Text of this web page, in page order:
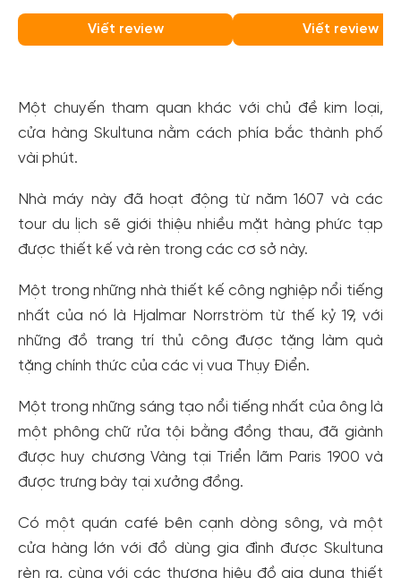
Viết review Viết review
Một chuyến tham quan khác với chủ đề kim loại,
cửa hàng Skultuna nằm cách phía bắc thành phố
vài phút.
Nhà máy này đã hoạt động từ năm 1607 và các
tour du lịch sẽ giới thiệu nhiều mặt hàng phức tạp
được thiết kế và rèn trong các cơ sở này.
Một trong những nhà thiết kế công nghiệp nổi tiếng
nhất của nó là Hjalmar Norrström từ thế kỷ 19, với
những đồ trang trí thủ công được tặng làm quà
tặng chính thức của các vị vua Thụy Điển.
Một trong những sáng tạo nổi tiếng nhất của ông là
một phông chữ rửa tội bằng đồng thau, đã giành
được huy chương Vàng tại Triển lãm Paris 1900 và
được trưng bày tại xưởng đồng.
Có một quán café bên cạnh dòng sông, và một
cửa hàng lớn với đồ dùng gia đình được Skultuna
rèn ra, cùng với các thương hiệu đồ gia dụng thiết
Tạo tài khoản nhanh - nhận nhiều ưu
Tạo tài khoản để có thể nhận ngay các ưu đãi
hấp dẫn
dành cho thành viên đến từ các đối tác của Gody.vn dành
cho cộng đồng.